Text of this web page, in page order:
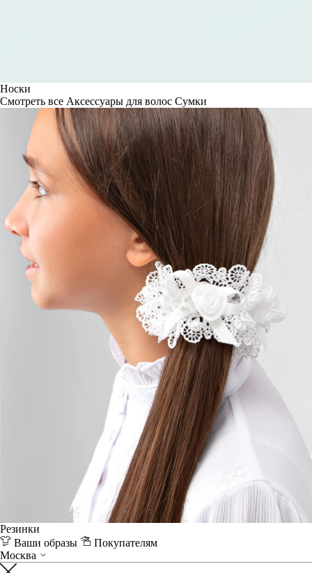
Носки
Смотреть все Аксессуары для волос Сумки
Резинки
Ваши образы
Покупателям
Москва